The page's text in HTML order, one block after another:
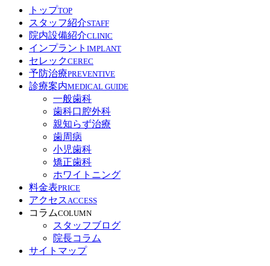
トップTOP
スタッフ紹介STAFF
院内設備紹介CLINIC
インプラント IMPLANT
セレックCEREC
予防治療PREVENTIVE
診療案内MEDICAL GUIDE
一般歯科
歯科口腔外科
親知らず治療
歯周病
小児歯科
矯正歯科
ホワイトニング
料金表PRICE
アクセス ACCESS
コラムCOLUMN
スタッフブログ
院長コラム
サイトマップ